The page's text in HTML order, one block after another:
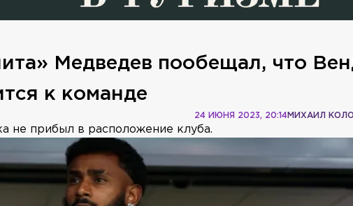
Медведев пообещал, что
к команде
МИХАИЛ
24 ИЮНЯ 2023, 20:14
не прибыл в расположение клуба.